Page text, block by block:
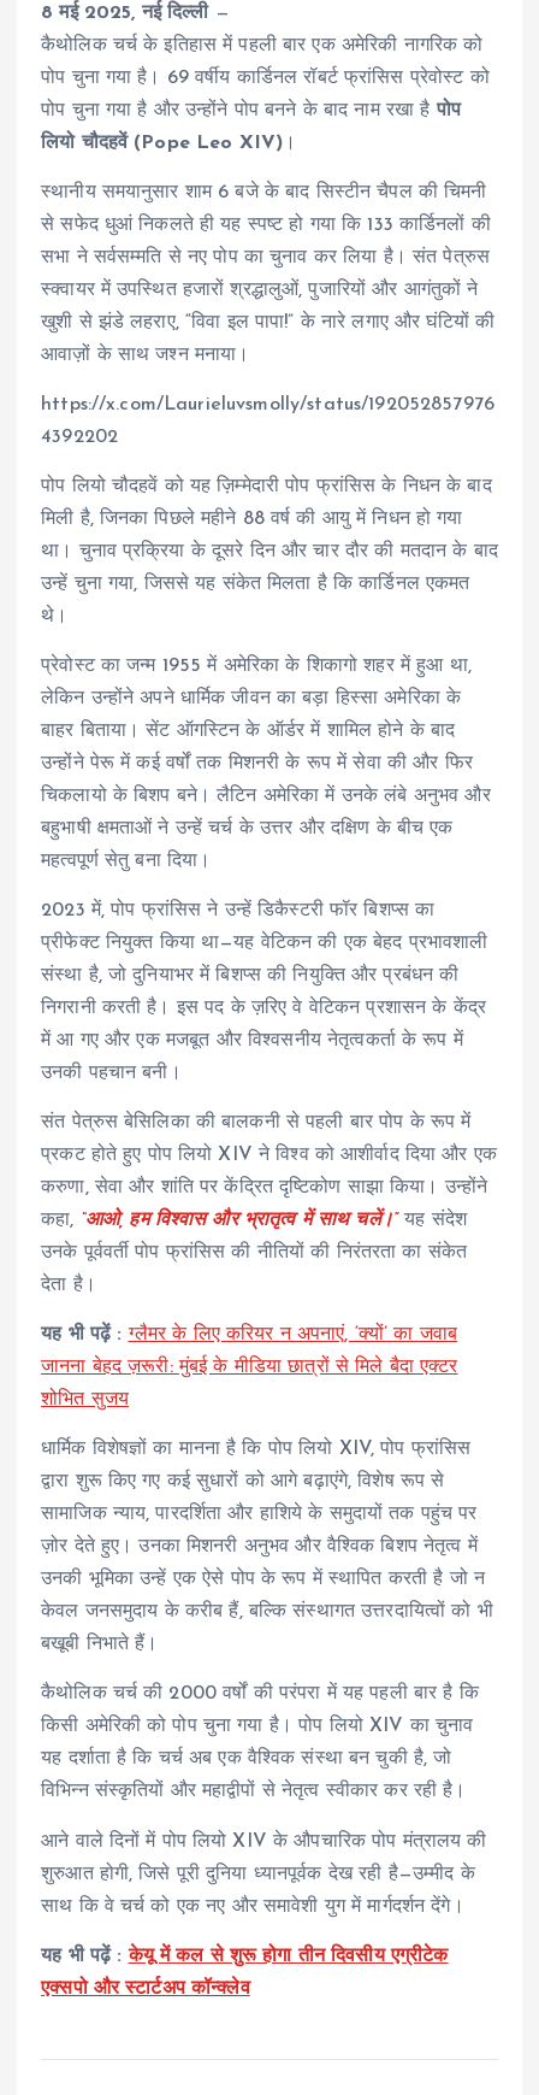
8 मई 2025, नई दिल्ली—
कैथोलिक चर्च के इतिहास में पहली बार एक अमेरिकी नागरिक को
पोप चुना गया है। 69 वर्षीय कार्डिनल रॉबर्ट फ्रांसिस प्रेवोस्ट को
पोप चुना गया है और उन्होंने पोप बनने के बाद नाम रखा हैपोप
लियो चौदहवें (Pope Leo XIV) ।
स्थानीय समयानुसार शाम 6 बजे के बाद सिस्टीन चैपल की चिमनी
से सफेद धुआं निकलते ही यह स्पष्ट हो गया कि 133 कार्डिनलों की
सभा ने सर्वसम्मति से नए पोप का चुनाव कर लिया है। संत पेत्रुस
स्क्वायर में उपस्थित हजारों श्रद्धालुओं, पुजारियों और आगंतुकों ने
खुशी से झंडे लहराए, “विवा इल पापा!” के नारे लगाए और घंटियों की
आवाज़ों के साथ जश्न मनाया।
https://x.com/Laurieluvsmolly/status/192052857976
4392202
पोप लियो चौदहवें को यह ज़िम्मेदारी पोप फ्रांसिस के निधन के बाद
मिली है, जिनका पिछले महीने 88 वर्ष की आयु में निधन हो गया
था। चुनाव प्रक्रिया के दूसरे दिन और चार दौर की मतदान के बाद
उन्हें चुना गया, जिससे यह संकेत मिलता है कि कार्डिनल एकमत
थे।
प्रेवोस्ट का जन्म 1955 में अमेरिका के शिकागो शहर में हुआ था,
लेकिन उन्होंने अपने धार्मिक जीवन का बड़ा हिस्सा अमेरिका के
बाहर बिताया। सेंट ऑगस्टिन के ऑर्डर में शामिल होने के बाद
उन्होंने पेरू में कई वर्षों तक मिशनरी के रूप में सेवा की और फिर
चिकलायो के बिशप बने। लैटिन अमेरिका में उनके लंबे अनुभव और
बहुभाषी क्षमताओं ने उन्हें चर्च के उत्तर और दक्षिण के बीच एक
महत्वपूर्ण सेतु बना दिया।
2023 में, पोप फ्रांसिस ने उन्हें डिकैस्टरी फॉर बिशप्स का
प्रीफेक्ट नियुक्त किया था—यह वेटिकन की एक बेहद प्रभावशाली
संस्था है, जो दुनियाभर में बिशप्स की नियुक्ति और प्रबंधन की
निगरानी करती है। इस पद के ज़रिए वे वेटिकन प्रशासन के केंद्र
में आ गए और एक मजबूत और विश्वसनीय नेतृत्वकर्ता के रूप में
उनकी पहचान बनी।
संत पेत्रुस बेसिलिका की बालकनी से पहली बार पोप के रूप में
प्रकट होते हुए पोप लियो XIV ने विश्व को आशीर्वाद दिया और एक
करुणा, सेवा और शांति पर केंद्रित दृष्टिकोण साझा किया। उन्होंने
कहा, “आओ, हम विश्वास और भ्रातृत्व में साथ चलें।”यह संदेश
उनके पूर्ववर्ती पोप फ्रांसिस की नीतियों की निरंतरता का संकेत
देता है।
यह भी पढ़ें : ग्लैमर के लिए करियर न अपनाएं, ‘क्यों’ का जवाब
जानना बेहद ज़रूरी: मुंबई के मीडिया छात्रों से मिले बैदा एक्टर
शोभित सुजय
धार्मिक विशेषज्ञों का मानना है कि पोप लियो XIV, पोप फ्रांसिस
द्वारा शुरू किए गए कई सुधारों को आगे बढ़ाएंगे, विशेष रूप से
सामाजिक न्याय, पारदर्शिता और हाशिये के समुदायों तक पहुंच पर
ज़ोर देते हुए। उनका मिशनरी अनुभव और वैश्विक बिशप नेतृत्व में
उनकी भूमिका उन्हें एक ऐसे पोप के रूप में स्थापित करती है जो न
केवल जनसमुदाय के करीब हैं, बल्कि संस्थागत उत्तरदायित्वों को भी
बखूबी निभाते हैं।
कैथोलिक चर्च की 2000 वर्षों की परंपरा में यह पहली बार है कि
किसी अमेरिकी को पोप चुना गया है। पोप लियो XIV का चुनाव
यह दर्शाता है कि चर्च अब एक वैश्विक संस्था बन चुकी है, जो
विभिन्न संस्कृतियों और महाद्वीपों से नेतृत्व स्वीकार कर रही है।
आने वाले दिनों में पोप लियो XIV के औपचारिक पोप मंत्रालय की
शुरुआत होगी, जिसे पूरी दुनिया ध्यानपूर्वक देख रही है—उम्मीद के
साथ कि वे चर्च को एक नए और समावेशी युग में मार्गदर्शन देंगे।
यह भी पढ़ें :केयू में कल से शुरू होगा तीन दिवसीय एग्रीटेक
एक्सपो और स्टार्टअप कॉन्क्लेव